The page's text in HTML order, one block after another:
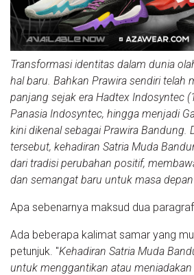
Transformasi identitas dalam dunia
hal baru. Bahkan Prawira sendiri telah
panjang sejak era Hadtex Indosyntec
Panasia Indosyntec, hingga menjadi
kini dikenal sebagai Prawira Bandung.
tersebut, kehadiran Satria Muda
dari tradisi perubahan positif,
dan semangat baru untuk masa
Apa sebenarnya maksud dua
Ada beberapa kalimat samar yang
petunjuk. "Kehadiran Satria Muda
untuk menggantikan atau